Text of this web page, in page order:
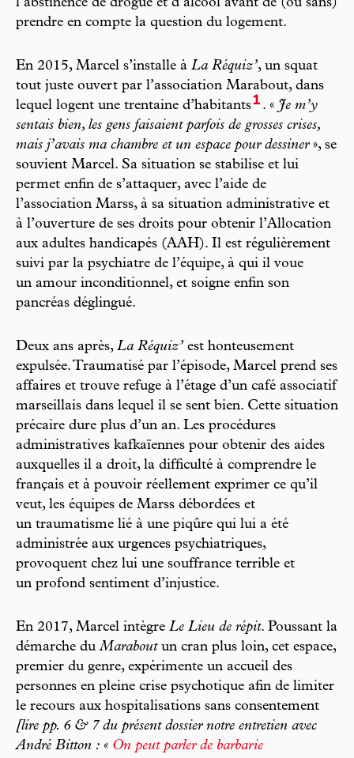
l’abstinence de drogue et d’alcool avant de (ou sans)
prendre en compte la question du logement.
En 2015, Marcel s’installe à La Réquiz’, un squat
tout juste ouvert par l’association Marabout, dans
lequel logent une trentaine d’habitants1 . « Je m’y
sentais bien, les gens faisaient parfois de grosses crises,
mais j’avais ma chambre et un espace pour dessiner», se
souvient Marcel. Sa situation se stabilise et lui
permet enfin de s’attaquer, avec l’aide de
l’association Marss, à sa situation administrative et
à l’ouverture de ses droits pour obtenir l’Allocation
aux adultes handicapés (AAH). Il est régulièrement
suivi par la psychiatre de l’équipe, à qui il voue
un amour inconditionnel, et soigne enfin son
pancréas déglingué.
Deux ans après, La Réquiz’ est honteusement
expulsée. Traumatisé par l’épisode, Marcel prend ses
affaires et trouve refuge à l’étage d’un café associatif
marseillais dans lequel il se sent bien. Cette situation
précaire dure plus d’un an. Les procédures
administratives kafkaïennes pour obtenir des aides
auxquelles il a droit, la difficulté à comprendre le
français et à pouvoir réellement exprimer ce qu’il
veut, les équipes de Marss débordées et
un traumatisme lié à une piqûre qui lui a été
administrée aux urgences psychiatriques,
provoquent chez lui une souffrance terrible et
un profond sentiment d’injustice.
En 2017, Marcel intègre Le Lieu de répit. Poussant la
démarche duMaraboutun cran plus loin, cet espace,
premier du genre, expérimente un accueil des
personnes en pleine crise psychotique afin de limiter
le recours aux hospitalisations sans consentement
[lire pp. 6 & 7 du présent dossier notre entretien avec
André Bitton : « On peut parler de barbarie